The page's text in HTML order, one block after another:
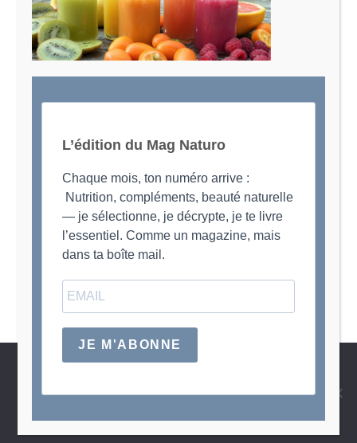
ménopause
Politique de confidentialité Liens Mentions Légales
L’édition du Mag Naturo
Chaque mois, ton numéro arrive :
Nutrition, compléments, beauté naturelle
— je sélectionne, je décrypte, je te livre
l’essentiel. Comme un magazine, mais
dans ta boîte mail.
JE M'ABONNE
Des questions ? prendre RDV ?
Nous utilisons des cookies pour vous garantir la meilleure
site, nous supposerons que vous en êtes satisfait.
OK